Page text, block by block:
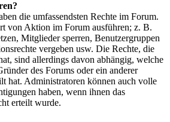
die umfassendsten Rechte im Forum.
von Aktion im Forum ausführen; z. B.
Mitglieder sperren, Benutzergruppen
vergeben usw. Die Rechte, die
sind allerdings davon abhängig, welche
des Forums oder ein anderer
hat. Administratoren können auch volle
haben, wenn ihnen das
erteilt wurde.